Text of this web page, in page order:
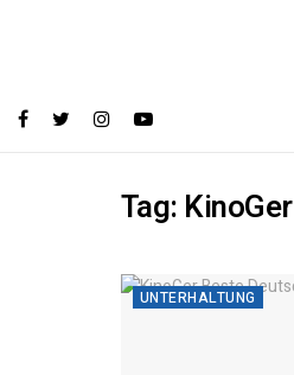
Tag: KinoGer
UNTERHALTUNG